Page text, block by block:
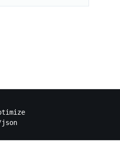
Content-Type: application/json